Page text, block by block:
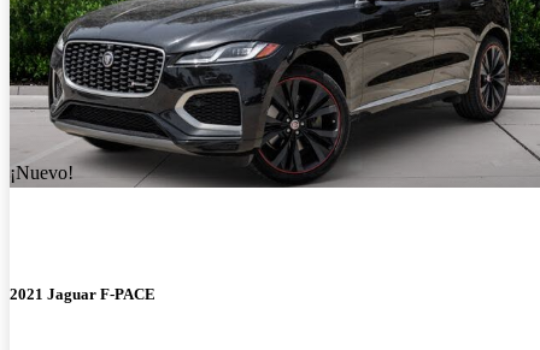
¡Nuevo!
2021 Jaguar F-PACE